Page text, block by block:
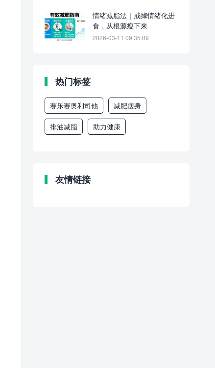
情绪减脂法｜戒掉情绪化进
食，从根源瘦下来
2026-03-11 09:35:09
热门标签
赛乐赛奥利司他 减肥瘦身
排油减脂 助力健康
友情链接